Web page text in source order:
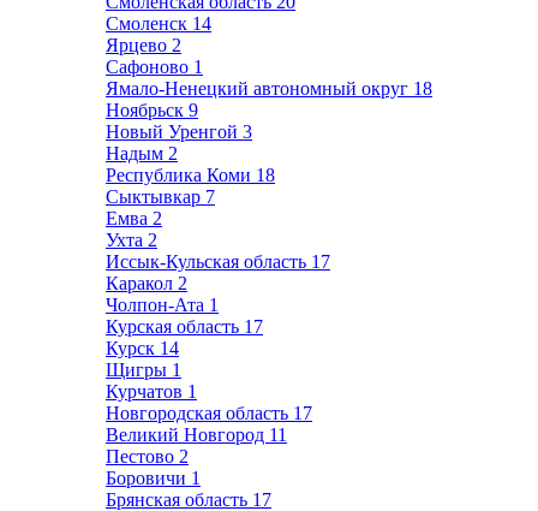
Смоленск 14
Ярцево 2
Сафоново 1
Ямало-Ненецкий автономный округ 18
Ноябрьск 9
Новый Уренгой 3
Надым 2
Республика Коми 18
Сыктывкар 7
Емва 2
Ухта 2
Иссык-Кульская область 17
Каракол 2
Чолпон-Ата 1
Курская область 17
Курск 14
Щигры 1
Курчатов 1
Новгородская область 17
Великий Новгород 11
Пестово 2
Боровичи 1
Брянская область 17